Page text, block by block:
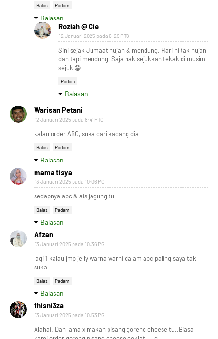
Balas Padam
Balasan
Roziah @ Cie
12 Januari 2025 pada 6:29 PTG
Sini sejak Jumaat hujan & mendung. Hari ni tak hujan
dah tapi mendung. Saja nak sejukkan tekak di musim
sejuk 😁
Padam
Balasan
Warisan Petani
12 Januari 2025 pada 8:41 PTG
kalau order ABC, suka cari kacang dia
Balas Padam
Balasan
mama tisya
13 Januari 2025 pada 10:06 PG
sedapnya abc & ais jagung tu
Balas Padam
Balasan
Afzan
13 Januari 2025 pada 10:36 PG
lagi 1 kalau jmp jelly warna warni dalam abc paling saya tak
suka
Balas Padam
Balasan
thisni3za
13 Januari 2025 pada 10:53 PG
Alahai..Dah lama x makan pisang goreng cheese tu..Biasa